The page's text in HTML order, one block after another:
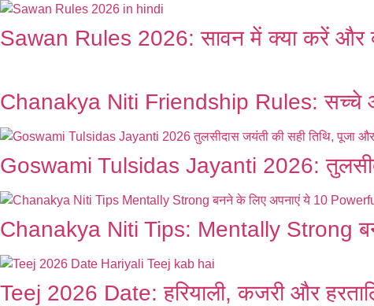
Sawan Rules 2026: सावन में क्या करें और
Chanakya Niti Friendship Rules: सच्चे
Goswami Tulsidas Jayanti 2026:
Chanakya Niti Tips: Mentally Strong
Teej 2026 Date: हरियाली, कजरी और